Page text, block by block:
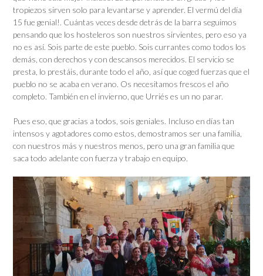
tropiezos sirven solo para levantarse y aprender. El vermú del día
15 fue genial!. Cuántas veces desde detrás de la barra seguimos
pensando que los hosteleros son nuestros sirvientes, pero eso ya
no es así. Sois parte de este pueblo. Sois currantes como todos los
demás, con derechos y con descansos merecidos. El servicio se
presta, lo prestáis, durante todo el año, así que coged fuerzas que el
pueblo no se acaba en verano. Os necesitamos frescos el año
completo. También en el invierno, que Urriés es un no parar.
Pues eso, que gracias a todos, sois geniales. Incluso en días tan
intensos y agotadores como estos, demostramos ser una familia,
con nuestros más y nuestros menos, pero una gran familia que
saca todo adelante con fuerza y trabajo en equipo.